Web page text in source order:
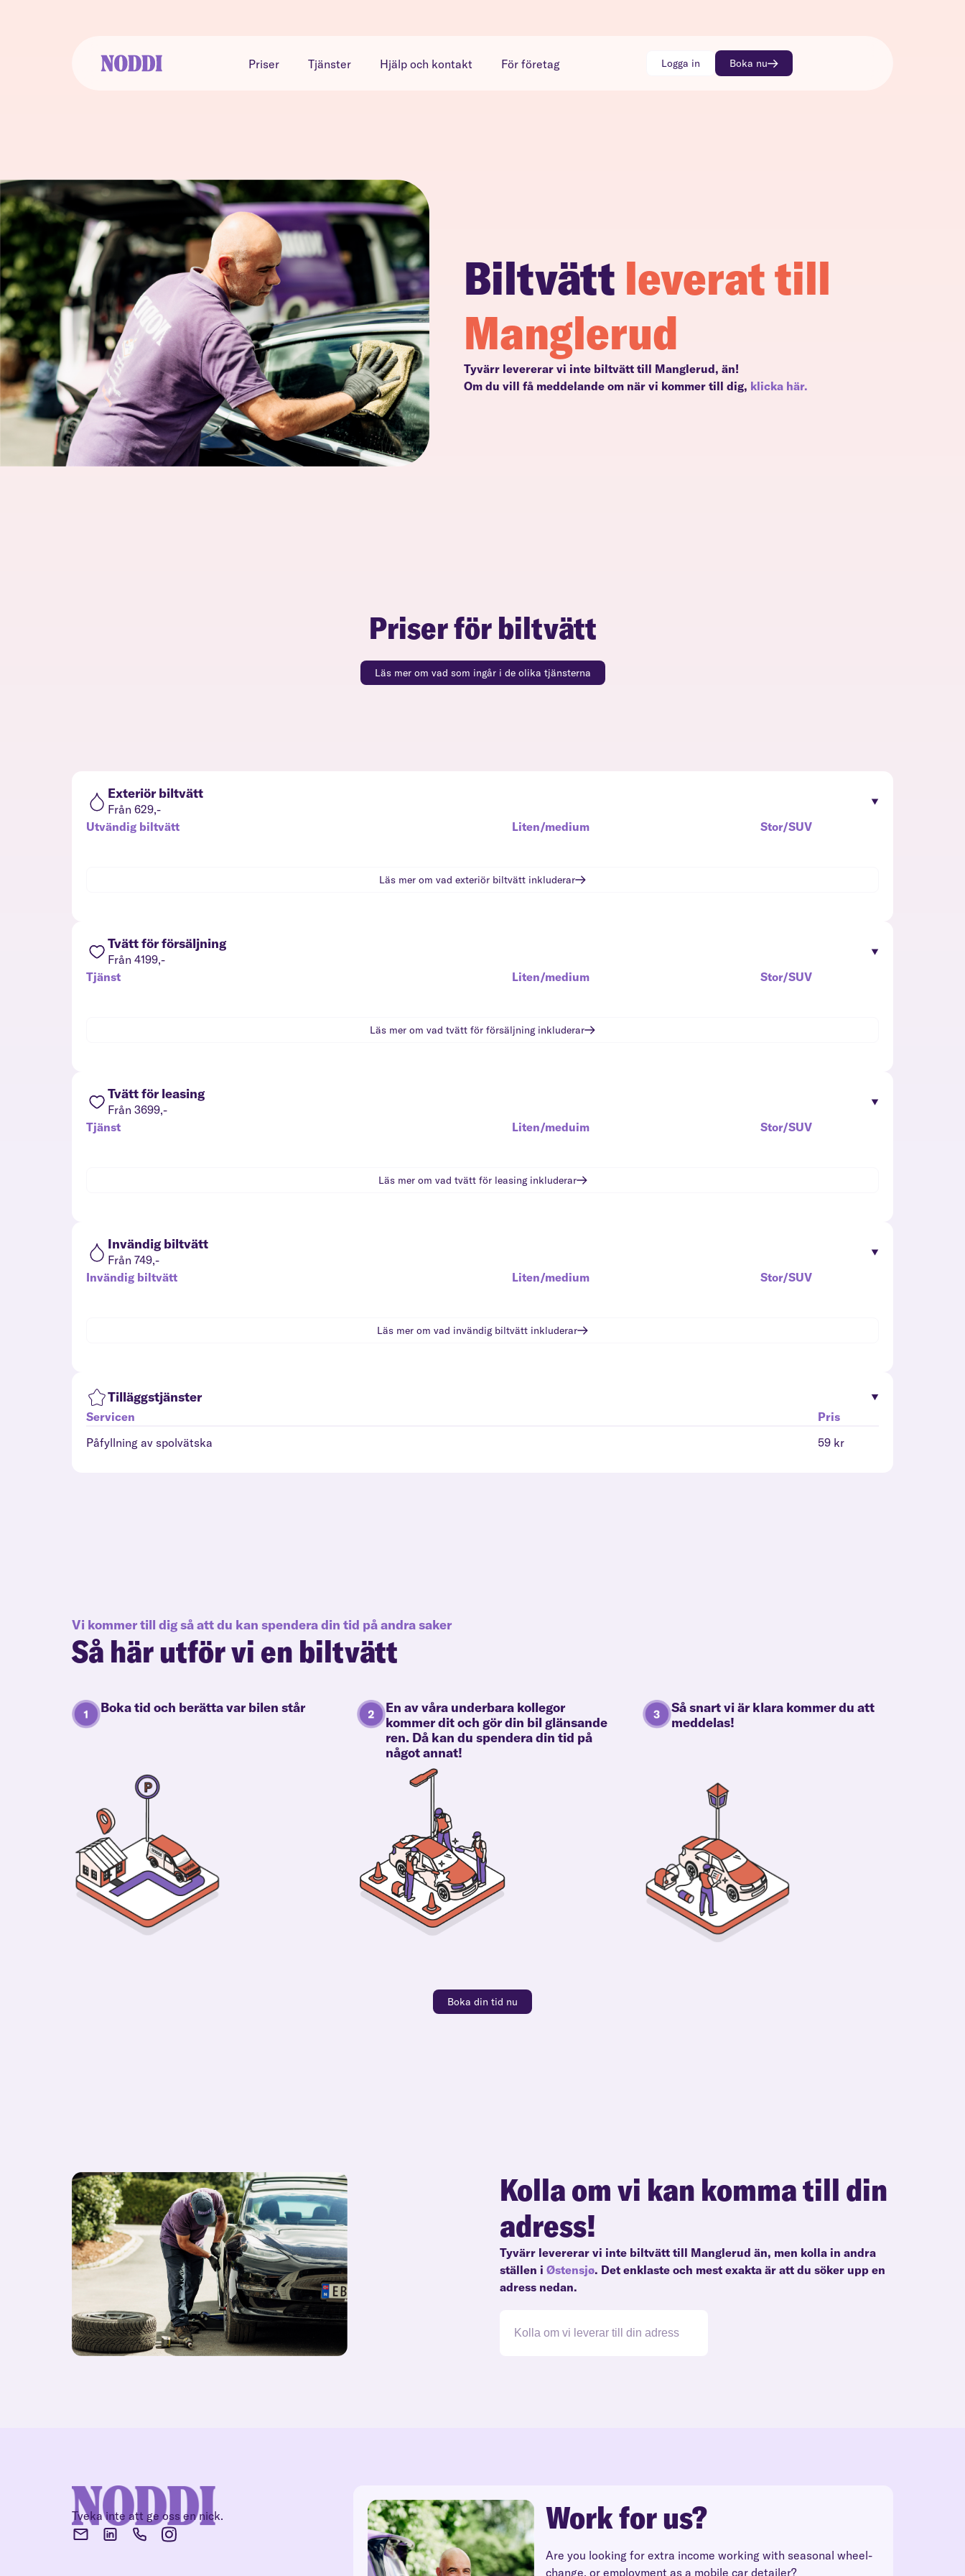
Priser Tjänster Hjälp och kontakt För företag Logga in Boka nu
Biltvätt leverat till
Manglerud
Tyvärr levererar vi inte biltvätt till Manglerud, än!
Om du vill få meddelande om när vi kommer till dig, klicka här.
Priser för biltvätt
Läs mer om vad som ingår i de olika tjänsterna
Exteriör biltvätt
Från 629,-
Utvändig biltvätt
Liten/medium Stor/SUV
Läs mer om vad exteriör biltvätt inkluderar
Tvätt för försäljning
Från 4199,-
Tjänst
Liten/medium Stor/SUV
Läs mer om vad tvätt för försäljninginkluderar
Tvätt för leasing
Från 3699,-
Tjänst
Liten/meduim Stor/SUV
Läs mer om vad tvätt för leasinginkluderar
Invändig biltvätt
Från 749,-
Invändig biltvätt
Liten/medium Stor/SUV
Läs mer om vad invändig biltvätt inkluderar
Tilläggstjänster
Servicen
Pris
Påfyllning av spolvätska
59 kr
Vi kommer till dig så att du kan spendera din tid på andra saker
Så här utför vi en biltvätt
Boka tid och berätta var bilen står
En av våra underbara kollegor
kommer dit och gör din bil glänsande
ren. Då kan du spendera din tid på
något annat!
Så snart vi är klara kommer du att
meddelas!
Boka din tid nu
Kolla om vi kan komma till din
adress!
Tyvärr levererar vi inte biltvätt till Manglerud än, men kolla in andra
ställen i Østensjø. Det enklaste och mest exakta är att du söker upp en
adress nedan.
Tveka inte att ge oss en nick. Work for us?
Are you looking for extra income working with seasonal wheel-
change, or employment as a mobile car detailer?